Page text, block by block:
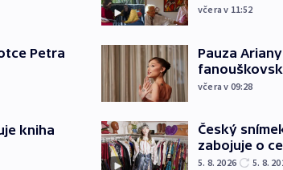
Petra
kniha
včera v 11:52
Pauza
včera v 09:28
Český
zabojuje o
5. 8. 2026 5. 8.